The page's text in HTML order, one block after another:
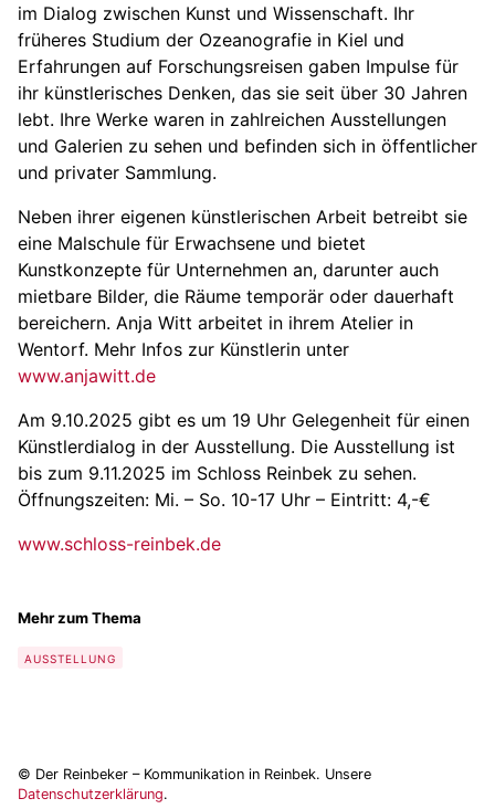
im Dialog zwischen Kunst und Wissenschaft. Ihr
früheres Studium der Ozeanografie in Kiel und
Erfahrungen auf Forschungsreisen gaben Impulse für
ihr künstlerisches Denken, das sie seit über 30 Jahren
lebt. Ihre Werke waren in zahlreichen Ausstellungen
und Galerien zu sehen und befinden sich in öffentlicher
und privater Sammlung.
Neben ihrer eigenen künstlerischen Arbeit betreibt sie
eine Malschule für Erwachsene und bietet
Kunstkonzepte für Unternehmen an, darunter auch
mietbare Bilder, die Räume temporär oder dauerhaft
bereichern. Anja Witt arbeitet in ihrem Atelier in
Wentorf. Mehr Infos zur Künstlerin unter
www.anjawitt.de
Am 9.10.2025 gibt es um 19 Uhr Gelegenheit für einen
Künstlerdialog in der Ausstellung. Die Ausstellung ist
bis zum 9.11.2025 im Schloss Reinbek zu sehen.
Öffnungszeiten: Mi. – So. 10-17 Uhr – Eintritt: 4,-€
www.schloss-reinbek.de
Mehr zum Thema
AUSSTELLUNG
© Der Reinbeker – Kommunikation in Reinbek. Unsere
Datenschutzerklärung.